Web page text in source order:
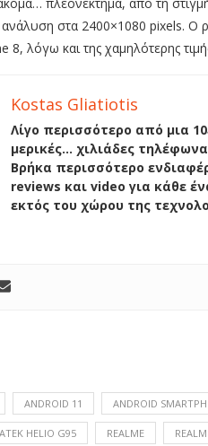
πλεονέκτημα, από τη
ανάλυση στα 2400×1080 pixels. Ο
8, λόγω και της χαμηλότερης
Kostas Gliatiotis
Λίγο περισσότερο από μια
μερικές… χιλιάδες
Βρήκα περισσότερο
reviews και video για κάθε
εκτός του χώρου της
ANDROID 11 ANDROID
HELIO G95 REALME